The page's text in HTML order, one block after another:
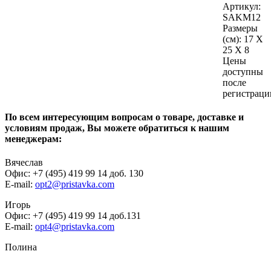
Артикул:
SAKM12
Размеры
(см): 17 X
25 X 8
Цены
доступны
после
По всем интересующим вопросам о товаре, доставке и
условиям продаж, Вы можете обратиться к нашим
менеджерам:
Вячеслав
Офис: +7 (495) 419 99 14 доб. 130
E-mail: opt2@pristavka.com
Игорь
Офис: +7 (495) 419 99 14 доб.131
E-mail: opt4@pristavka.com
Полина